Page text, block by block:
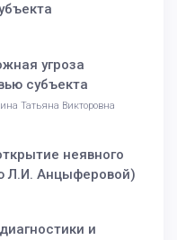
угроза
субъекта
Татьяна Викторовна
неявного
Л.И. Анцыферовой)
и